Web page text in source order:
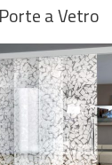
Porte a Vetro